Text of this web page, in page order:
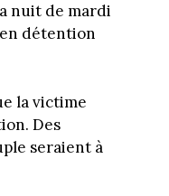
nuit de mardi
détention
la victime
Des
seraient à